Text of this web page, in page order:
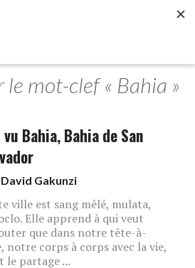
mot-clef « Bahia »
vu Bahia, Bahia de San
David Gakunzi
ville est sang mêlé, mulata,
Elle apprend à qui veut
que dans notre tête-à-
notre corps à corps avec la vie,
le partage ...